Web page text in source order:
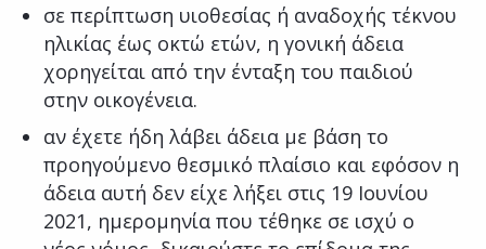
σε περίπτωση υιοθεσίας ή αναδοχής τέκνου
ηλικίας έως οκτώ ετών, η γονική άδεια
χορηγείται από την ένταξη του παιδιού
στην οικογένεια.
αν έχετε ήδη λάβει άδεια με βάση το
προηγούμενο θεσμικό πλαίσιο και εφόσον η
άδεια αυτή δεν είχε λήξει στις 19 Ιουνίου
2021, ημερομηνία που τέθηκε σε ισχύ ο